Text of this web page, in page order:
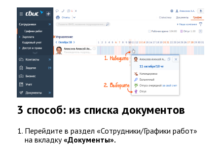
Учет
Рабочего
Времени
CRM-
Система
Активных
Продаж
ЦЕНЫ
ДЕМО
КОНТАКТЫ
3 способ: из списка документов
Перейдите в раздел «Сотрудники/Графики работ»
на вкладку«Документы».